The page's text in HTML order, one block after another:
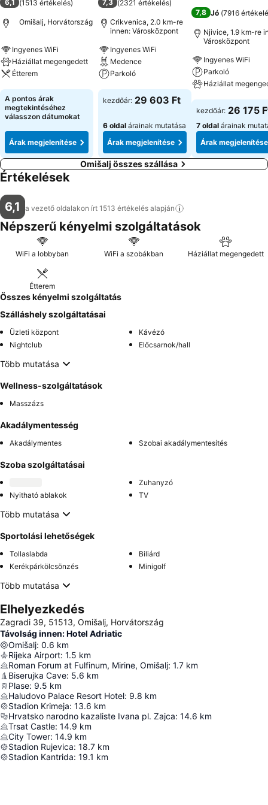
6,1 (1513 értékelés)
Omišalj, Horvátország
Ingyenes WiFi
Háziállat megengedett
Étterem
Árak megjelenítése
A pontos árak
megtekintéséhez
válasszon dátumokat
Árak megjelenítése
7,3 (2321 értékelés)
Crikvenica, 2.0 km-re
innen: Városközpont
Ingyenes WiFi
Medence
Parkoló
Árak megjelenítése
kezdőár: 29 603 Ft
6 oldal árainak mutatása
Árak megjelenítése
7,8 Jó (7916
Njivice, 1.9 km-re
Városközpont
Ingyenes WiFi
Parkoló
Háziállat
Árak
kezdőár: 26 175
7 oldal árainak
Árak megjelenítése
Omišalj összes szállása
Értékelések
6,1 a vezető oldalakon írt 1513 értékelés alapján
Népszerű kényelmi szolgáltatások
WiFi a lobbyban WiFi a szobákban Háziállat megengedett
Étterem
Összes kényelmi szolgáltatás
Szálláshely szolgáltatásai
Üzleti központ
Kávézó
Nightclub
Előcsarnok/hall
Több mutatása
Wellness-szolgáltatások
Masszázs
Akadálymentesség
Akadálymentes Szobai akadálymentesítés
Szoba szolgáltatásai
Zuhanyzó
Nyitható ablakok
TV
Több mutatása
Sportolási lehetőségek
Tollaslabda
Biliárd
Kerékpárkölcsönzés
Minigolf
Több mutatása
Elhelyezkedés
Zagradi 39, 51513, Omišalj, Horvátország
Távolság innen: Hotel Adriatic
Omišalj: 0.6 km
Rijeka Airport: 1.5 km
Roman Forum at Fulfinum, Mirine, Omišalj: 1.7 km
Biserujka Cave: 5.6 km
Plase: 9.5 km
Haludovo Palace Resort Hotel: 9.8 km
Stadion Krimeja: 13.6 km
Hrvatsko narodno kazaliste Ivana pl. Zajca: 14.6 km
Trsat Castle: 14.9 km
City Tower: 14.9 km
Stadion Rujevica: 18.7 km
Stadion Kantrida: 19.1 km